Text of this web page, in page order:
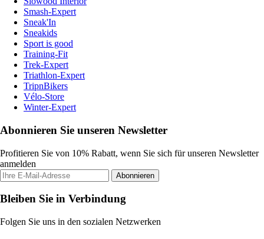
Smash-Expert
Sneak'In
Sneakids
Sport is good
Training-Fit
Trek-Expert
Triathlon-Expert
TripnBikers
Vélo-Store
Winter-Expert
Abonnieren Sie unseren Newsletter
Profitieren Sie von 10% Rabatt, wenn Sie sich für unseren Newsletter
anmelden
Abonnieren
Bleiben Sie in Verbindung
Folgen Sie uns in den sozialen Netzwerken